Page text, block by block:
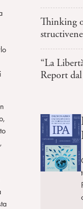
Thinking
“La
Report